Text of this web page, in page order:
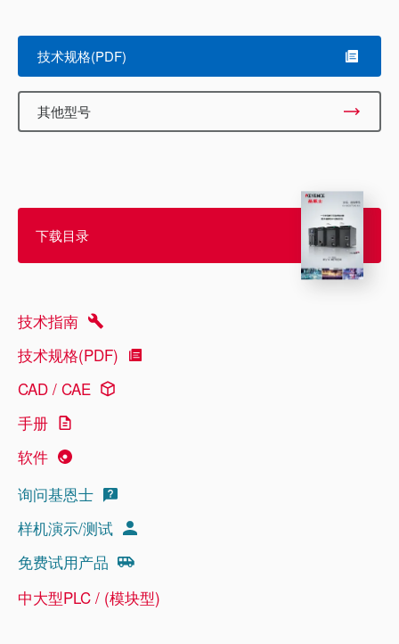
技术规格(PDF)
其他型号
下载目录
技术指南
技术规格(PDF)
CAD / CAE
手册
软件
询问基恩士
样机演示/测试
免费试用产品
中大型PLC / (模块型)